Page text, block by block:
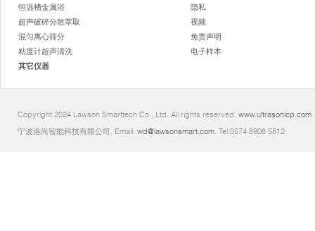
恒温槽金属浴
超声破碎分散萃取
混匀离心筛分
粘度计超声清洗
其它仪器
隐私
视频
免责声明
电子样本
Copyright 2024 Lawson Smarttech Co., Ltd. All rights reserved. www.ultrasonicp.com
宁波洛尚智能科技有限公司. Email: wd@lawsonsmart.com. Tel:0574 8908 5812